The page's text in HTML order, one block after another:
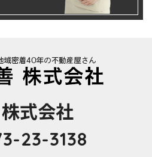
式会社
23-3138